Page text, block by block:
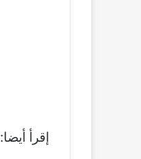
إقرأ أيضا: